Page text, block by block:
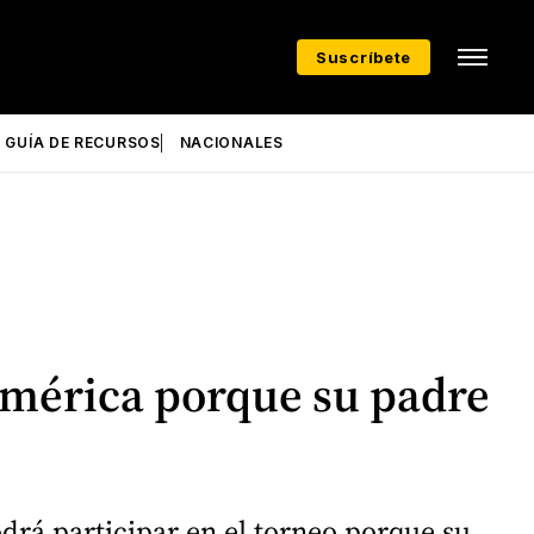
Suscríbete
GUÍA DE RECURSOS NACIONALES
porque su padre